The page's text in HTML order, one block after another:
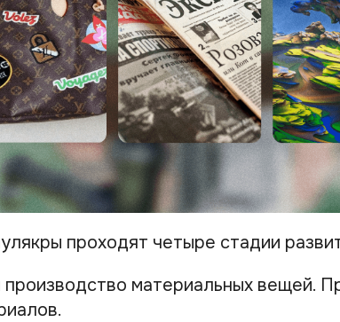
проходят четыре стадии
материальных вещей.